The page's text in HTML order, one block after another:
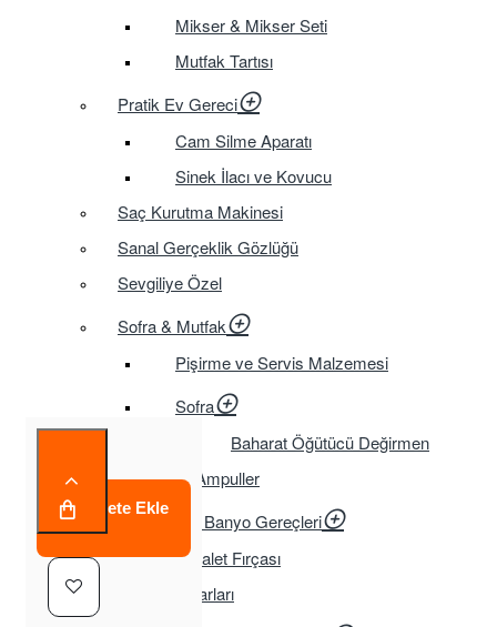
Mikser & Mikser Seti
Mutfak Tartısı
Pratik Ev Gereci
Cam Silme Aparatı
Sinek İlacı ve Kovucu
Saç Kurutma Makinesi
Sanal Gerçeklik Gözlüğü
Sevgiliye Özel
Sofra & Mutfak
Pişirme ve Servis Malzemesi
Sofra
Baharat Öğütücü Değirmen
Tasarruflu Ampuller
Temizlik ve Banyo Gereçleri
Tuvalet Fırçası
TV Aksesuarları
Sepete Ekle